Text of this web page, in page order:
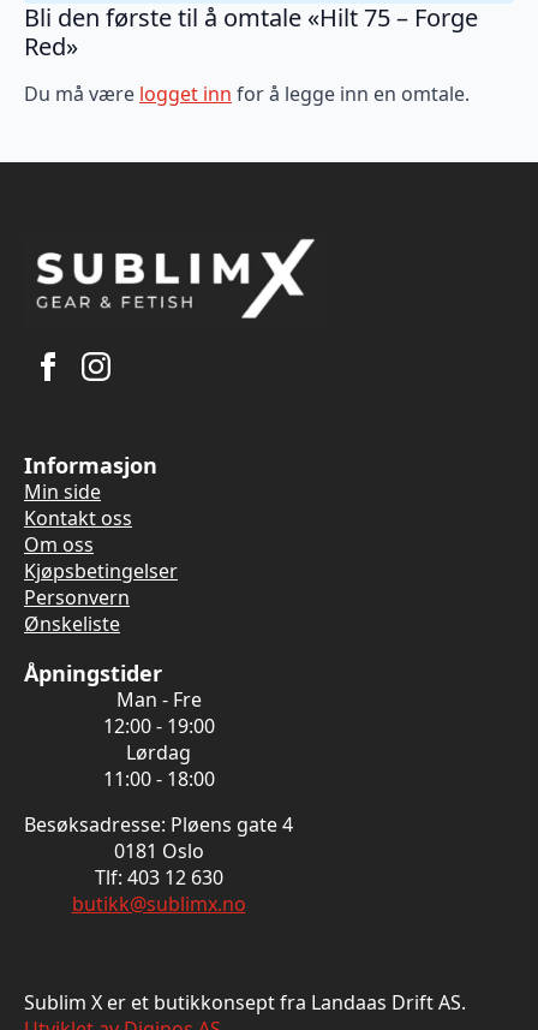
Bli den første til å omtale «Hilt 75 – Forge
Red»
Du må være logget inn for å legge inn en omtale.
Informasjon
Min side
Kontakt oss
Om oss
Kjøpsbetingelser
Personvern
Ønskeliste
Åpningstider
Man - Fre
12:00 - 19:00
Lørdag
11:00 - 18:00
Besøksadresse: Pløens gate 4
0181 Oslo
Tlf: 403 12 630
butikk@sublimx.no
Sublim X er et butikkonsept fra Landaas Drift AS.